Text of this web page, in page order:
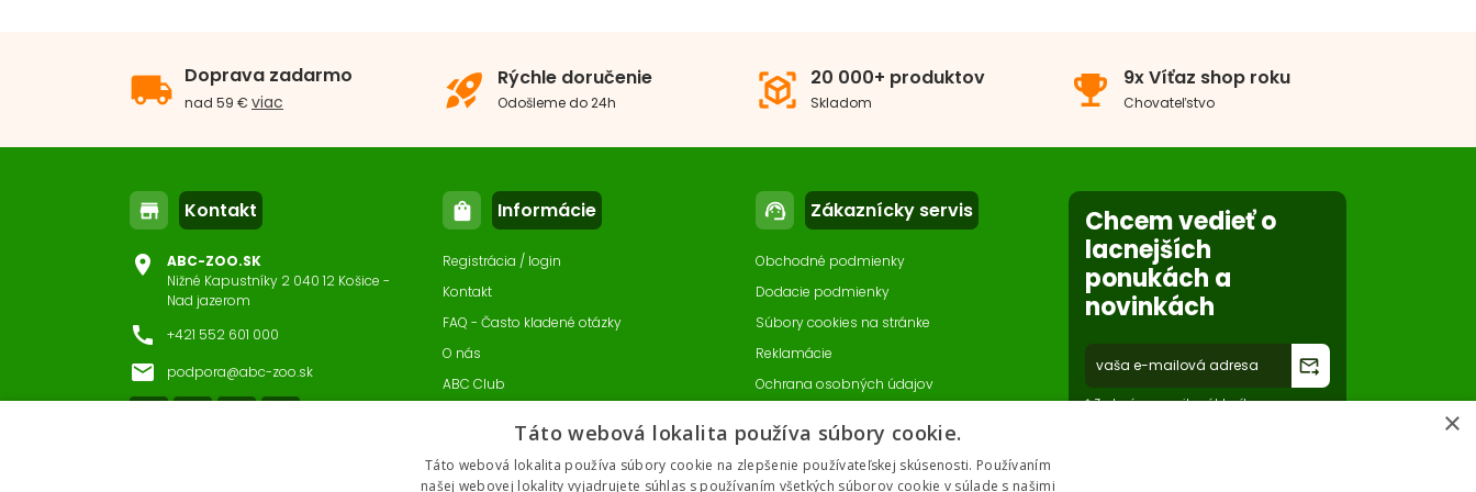
local_shipping Doprava zadarmo
nad 59 € viac rocket_launch Rýchle doručenie
Odošleme do 24h view_in_ar 20 000+ produktov
Skladom emoji_events 9x Víťaz shop roku
Chovateľstvo
store Kontakt
location_on
ABC-ZOO.SK
Nižné Kapustníky 2 040 12 Košice -
Nad jazerom
call +421 552 601 000
email podpora@abc-zoo.sk
shopping_bag Informácie
Registrácia / login
Kontakt
FAQ - Často kladené otázky
O nás
ABC Club
support_agent Zákaznícky servis
Obchodné podmienky
Dodacie podmienky
Súbory cookies na stránke
Reklamácie
Ochrana osobných údajov
Chcem vedieť o
lacnejších
ponukách a
novinkách
forward_to_inbox
* Zadaním e-mailu súhlasíte so
×
Táto webová lokalita používa súbory cookie.
Táto webová lokalita používa súbory cookie na zlepšenie používateľskej skúsenosti. Používaním
našej webovej lokality vyjadrujete súhlas s používaním všetkých súborov cookie v súlade s našimi